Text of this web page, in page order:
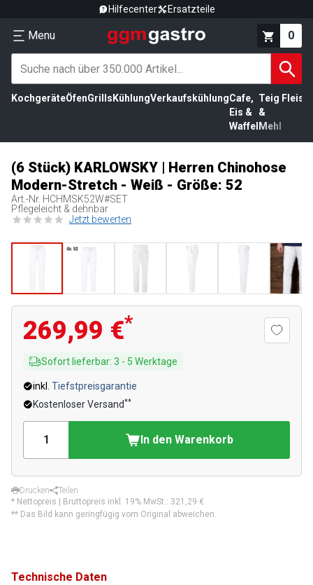
Hilfecenter Ersatzteile
Menu 0
KochgeräteÖfenGrills KühlungVerkaufskühlungCafe,
Eis &
Waffel
Teig
&
Mehl
(6 Stück) KARLOWSKY | Herren Chinohose
Modern-Stretch - Weiß - Größe: 52
Art.-Nr. HCHMSK52W#SET
Pflegeleicht & dehnbar
Jetzt bewerten
269,99 €*
Sofort lieferbar: 3 - 5 Werktage
inkl. Tiefstpreisgarantie
Kostenloser Versand**
In den Warenkorb
Drucken
Teilen
* Nettopreis | Bruttopreis inkl. 19% MwSt.: 321,29 €
** Das Bild kann geringfügig vom Original abweichen.
Technische Daten